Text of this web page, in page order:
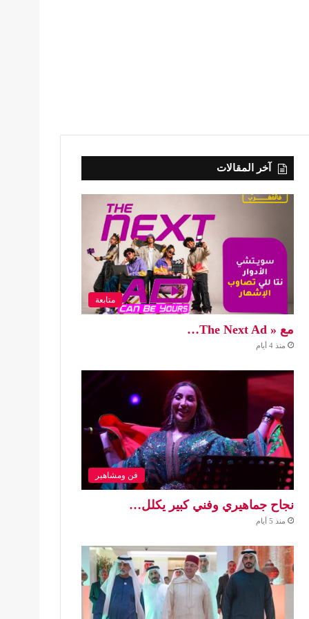
آخر المقالات
متابعة
مع « The Next Ad…
منذ 4 أيام
فن ومشاهير
نجاح جماهيري وفني كبير يكلل…
منذ 5 أيام